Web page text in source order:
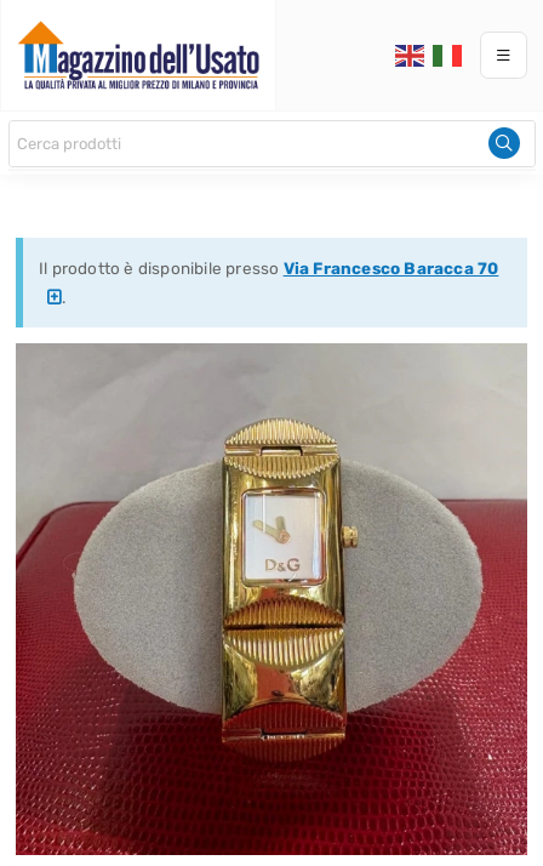
Il prodotto è disponibile presso Via Francesco Baracca 70
.